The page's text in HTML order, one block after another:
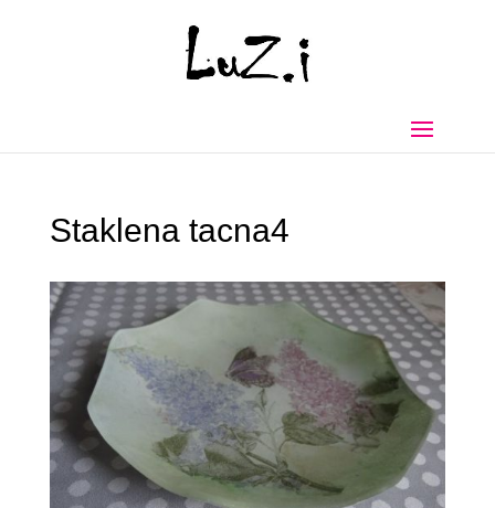
Staklena tacna4